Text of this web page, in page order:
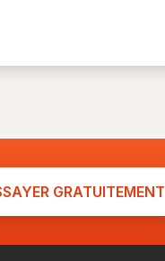
GRATUITEMENT